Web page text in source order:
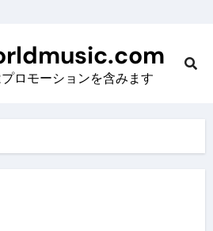
ロモーションを含みます